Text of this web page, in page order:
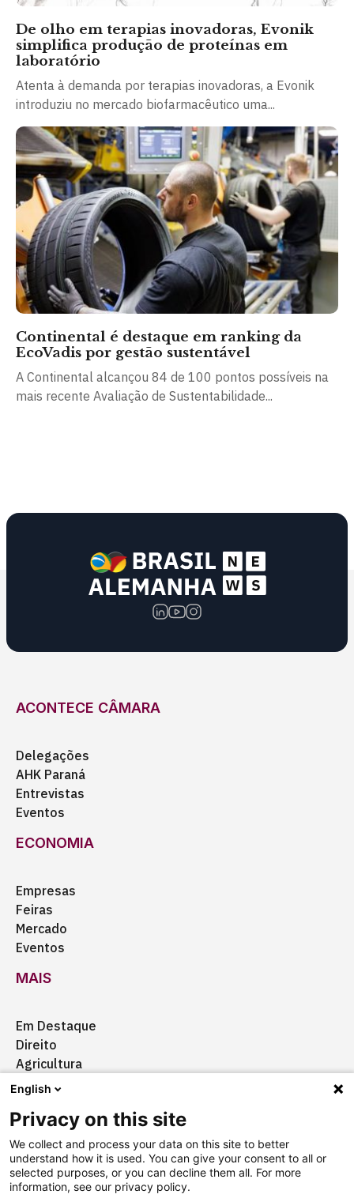
De olho em terapias inovadoras, Evonik
simplifica produção de proteínas em
laboratório
Atenta à demanda por terapias inovadoras, a Evonik
introduziu no mercado biofarmacêutico uma...
Continental é destaque em ranking da
EcoVadis por gestão sustentável
A Continental alcançou 84 de 100 pontos possíveis na
mais recente Avaliação de Sustentabilidade...
ACONTECE CÂMARA
Delegações
AHK Paraná
Entrevistas
Eventos
ECONOMIA
Empresas
Feiras
Mercado
Eventos
MAIS
Em Destaque
Direito
Agricultura
Certificação
Aquisições
English
Privacy on this site
We collect and process your data on this site to better
understand how it is used. You can give your consent to all or
selected purposes, or you can decline them all. For more
information, see our privacy policy.